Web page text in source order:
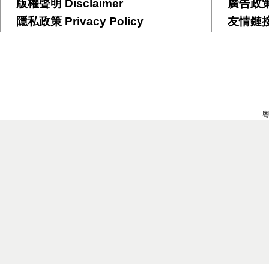
版權聲明 Disclaimer
隱私政策 Privacy Policy
廣告政
友情鏈